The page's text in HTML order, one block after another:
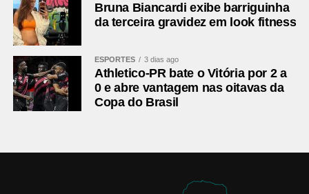
Bruna Biancardi exibe barriguinha
da terceira gravidez em look fitness
ESPORTES 3 dias ago
Athletico-PR bate o Vitória por 2 a
0 e abre vantagem nas oitavas da
Copa do Brasil